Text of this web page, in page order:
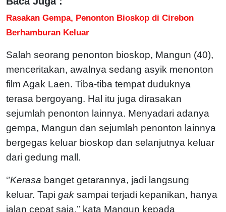
Rasakan Gempa, Penonton Bioskop di Cirebon
Berhamburan Keluar
Salah seorang penonton bioskop, Mangun (40),
menceritakan, awalnya sedang asyik menonton
film Agak Laen. Tiba-tiba tempat duduknya
terasa bergoyang. Hal itu juga dirasakan
sejumlah penonton lainnya. Menyadari adanya
gempa, Mangun dan sejumlah penonton lainnya
bergegas keluar bioskop dan selanjutnya keluar
dari gedung mall.
‘’Kerasa banget getarannya, jadi langsung
keluar. Tapi gak sampai terjadi kepanikan, hanya
jalan cepat saja,’’ kata Mangun kepada